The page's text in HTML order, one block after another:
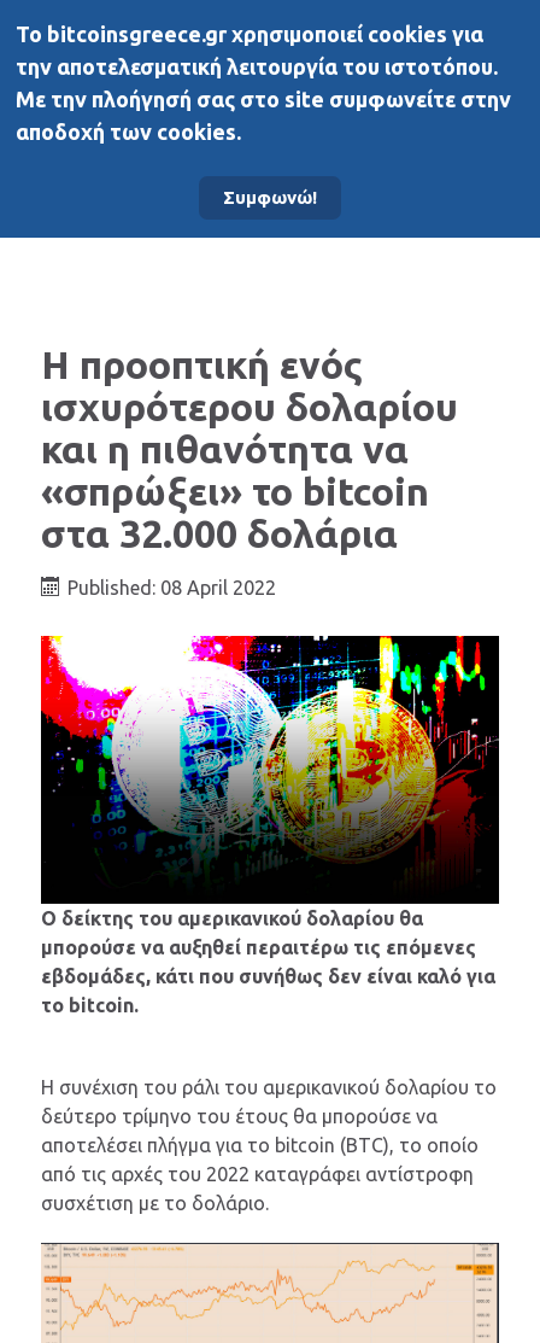
BitcoinsGreece
Νέα
Η προοπτική ενός
ισχυρότερου δολαρίου
και η πιθανότητα να
«σπρώξει» το bitcoin
στα 32.000 δολάρια
Published: 08 April 2022
Ο δείκτης του αμερικανικού δολαρίου θα
μπορούσε να αυξηθεί περαιτέρω τις επόμενες
εβδομάδες, κάτι που συνήθως δεν είναι καλό για
το bitcoin.
Η συνέχιση του ράλι του αμερικανικού δολαρίου το
δεύτερο τρίμηνο του έτους θα μπορούσε να
αποτελέσει πλήγμα για το bitcoin (BTC), το οποίο
από τις αρχές του 2022 καταγράφει αντίστροφη
συσχέτιση με το δολάριο.
To bitcoinsgreece.gr χρησιμοποιεί cookies για
την αποτελεσματική λειτουργία του ιστοτόπου.
Με την πλοήγησή σας στο site συμφωνείτε στην
αποδοχή των cookies.
Συμφωνώ!